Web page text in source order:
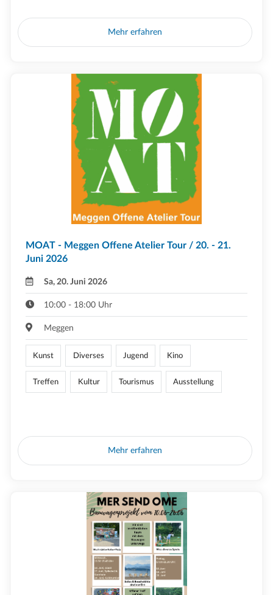
Mehr erfahren
MOAT - Meggen Offene Atelier Tour / 20. - 21.
Juni 2026
Sa, 20. Juni 2026
10:00 - 18:00 Uhr
Meggen
Kunst Diverses Jugend Kino
Treffen Kultur Tourismus Ausstellung
Mehr erfahren